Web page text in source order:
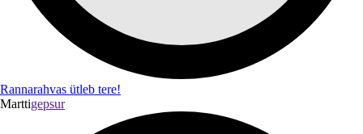
Rannarahvas ütleb tere!
Marttigepsur